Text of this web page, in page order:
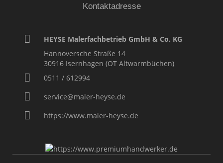
Kontaktadresse
HEYSE Malerfachbetrieb GmbH & Co. KG
Hannoversche Straße 14
30916 Isernhagen (OT Altwarmbüchen)
0511 / 612994
service@maler-heyse.de
https://www.maler-heyse.de